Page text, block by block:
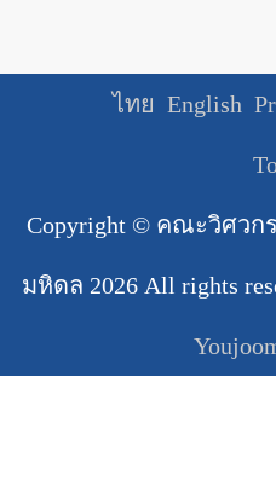
ไทย English
Copyright © คณะวิศวก
มหิดล 2026 All rights